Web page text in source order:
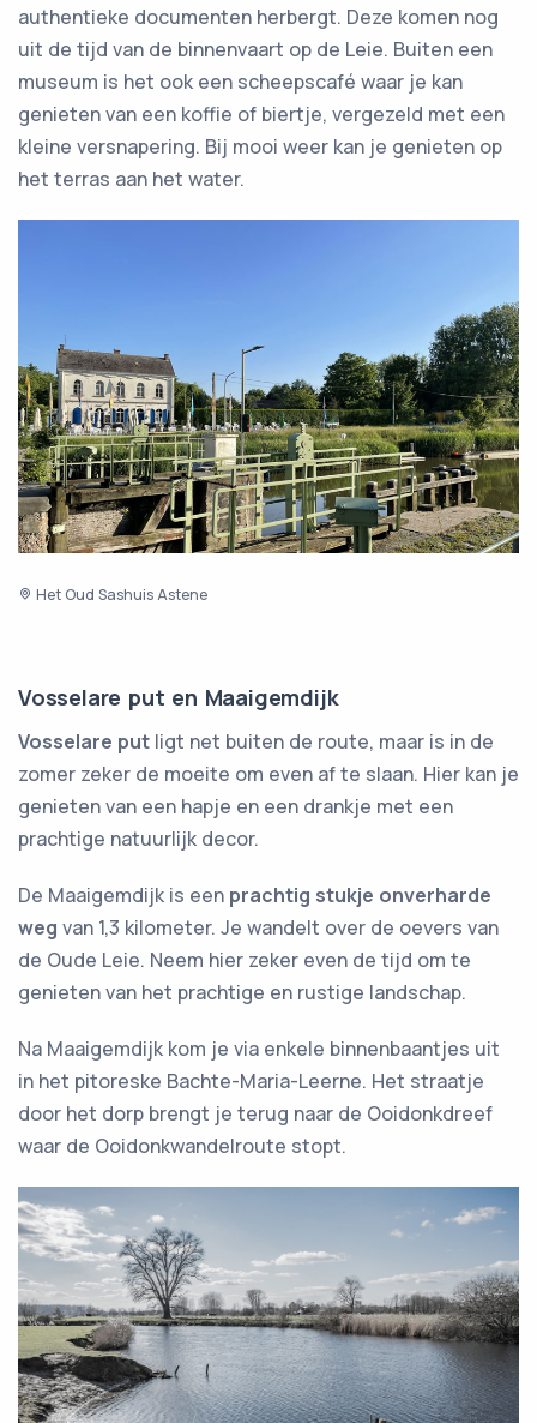
Het Oud Sashuis Astene
authentieke documenten herbergt. Deze komen nog
uit de tijd van de binnenvaart op de Leie. Buiten een
museum is het ook een scheepscafé waar je kan
genieten van een koffie of biertje, vergezeld met een
kleine versnapering. Bij mooi weer kan je genieten op
het terras aan het water.
Vosselare put en Maaigemdijk
Vosselare put ligt net buiten de route, maar is in de
zomer zeker de moeite om even af te slaan. Hier kan je
genieten van een hapje en een drankje met een
prachtige natuurlijk decor.
De Maaigemdijk is een prachtig stukje onverharde
weg van 1,3 kilometer. Je wandelt over de oevers van
de Oude Leie. Neem hier zeker even de tijd om te
genieten van het prachtige en rustige landschap.
Na Maaigemdijk kom je via enkele binnenbaantjes uit
in het pitoreske Bachte-Maria-Leerne. Het straatje
door het dorp brengt je terug naar de Ooidonkdreef
waar de Ooidonkwandelroute stopt.